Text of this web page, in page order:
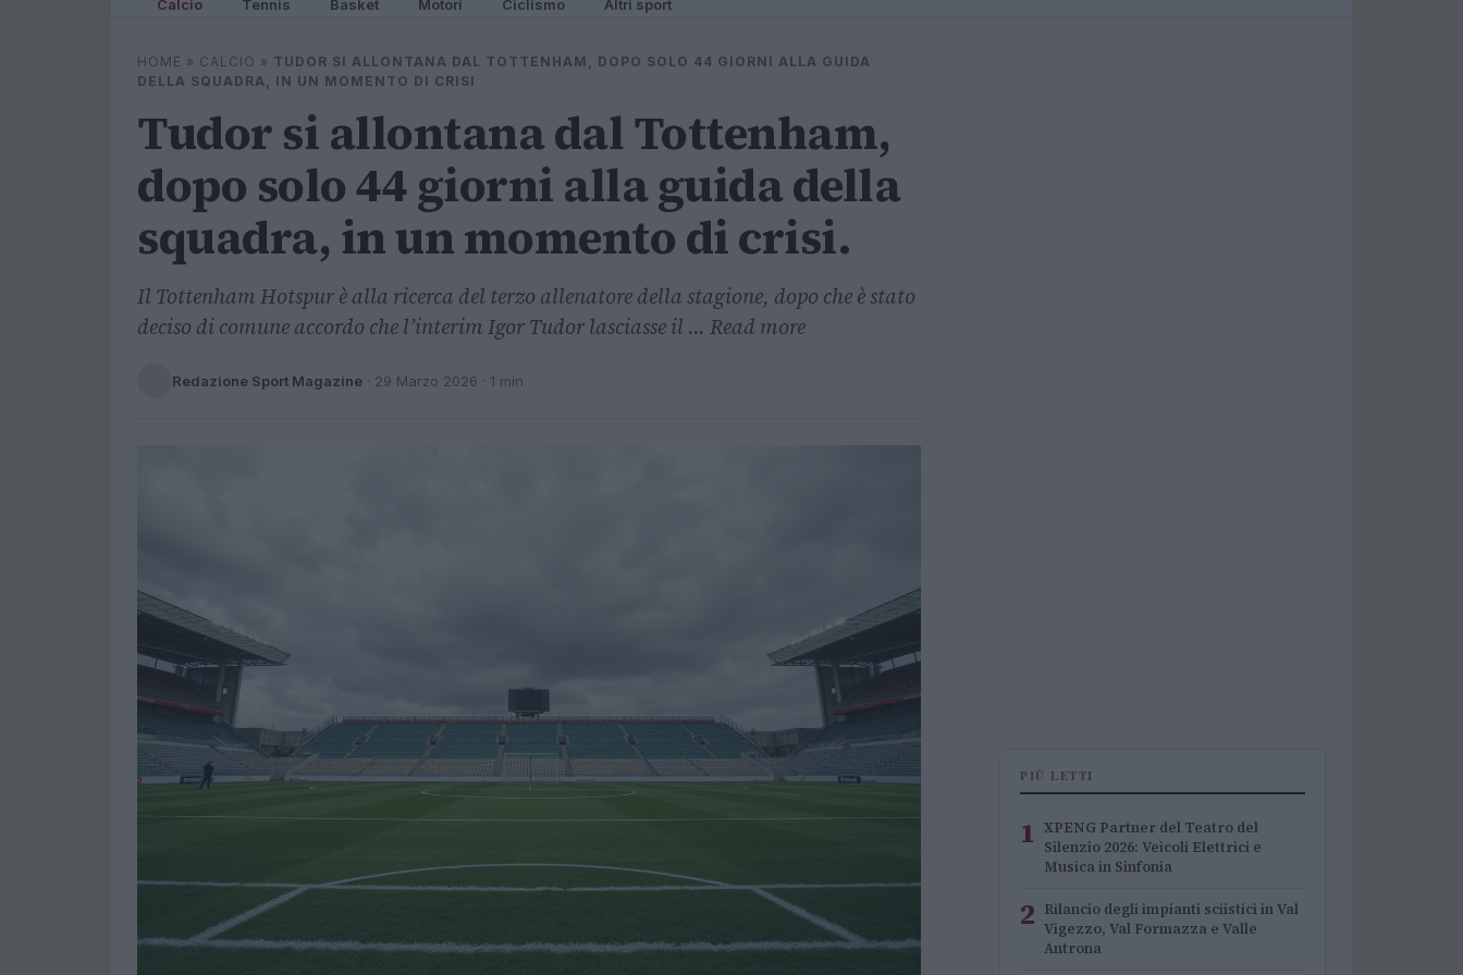
Calcio Tennis Basket Motori Ciclismo Altri sport
HOME » CALCIO » TUDOR SI ALLONTANA DAL TOTTENHAM, DOPO SOLO 44 GIORNI ALLA GUIDA
DELLA SQUADRA, IN UN MOMENTO DI CRISI
Tudor si allontana dal Tottenham,
dopo solo 44 giorni alla guida della
squadra, in un momento di crisi.
Il Tottenham Hotspur è alla ricerca del terzo allenatore della stagione, dopo che è stato
deciso di comune accordo che l’interim Igor Tudor lasciasse il ... Read more
Redazione Sport Magazine · 29 Marzo 2026 · 1 min
PIÙ LETTI
1 XPENG Partner del Teatro del
Silenzio 2026: Veicoli Elettrici e
Musica in Sinfonia
2 Rilancio degli impianti sciistici in Val
Vigezzo, Val Formazza e Valle
Antrona